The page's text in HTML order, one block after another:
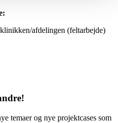
afdelingen (feltarbejde)
temaer og nye projektcases som